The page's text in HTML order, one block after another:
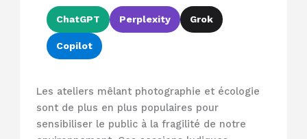
ChatGPT Perplexity Grok
Copilot
Les ateliers mêlant photographie et écologie
sont de plus en plus populaires pour
sensibiliser le public à la fragilité de notre